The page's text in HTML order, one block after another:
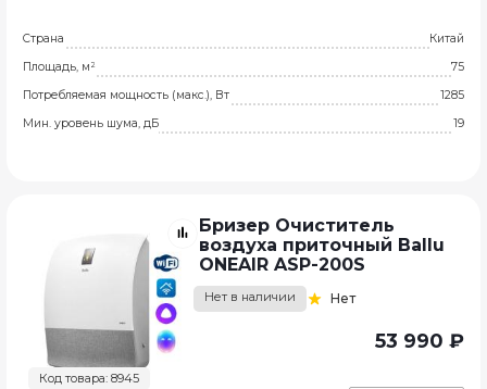
Страна
Китай
Площадь, м²
75
Потребляемая мощность (макс.), Вт
1285
Мин. уровень шума, дБ
19
Код товара: 8945
Бризер Очиститель
воздуха приточный Ballu
ONEAIR ASP-200S
Нет в наличии Нет
53 990 ₽